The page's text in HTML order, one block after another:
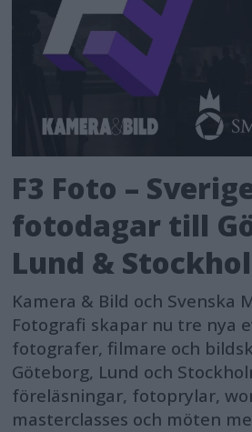
F3 Foto –
fotodagar till
Lund &
Kamera & Bild och Svenska
Fotografi skapar nu tre nya
fotografer, filmare och
Göteborg, Lund och
föreläsningar, fotoprylar,
masterclasses och möten